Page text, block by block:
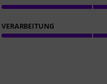
VERARBEITUNG